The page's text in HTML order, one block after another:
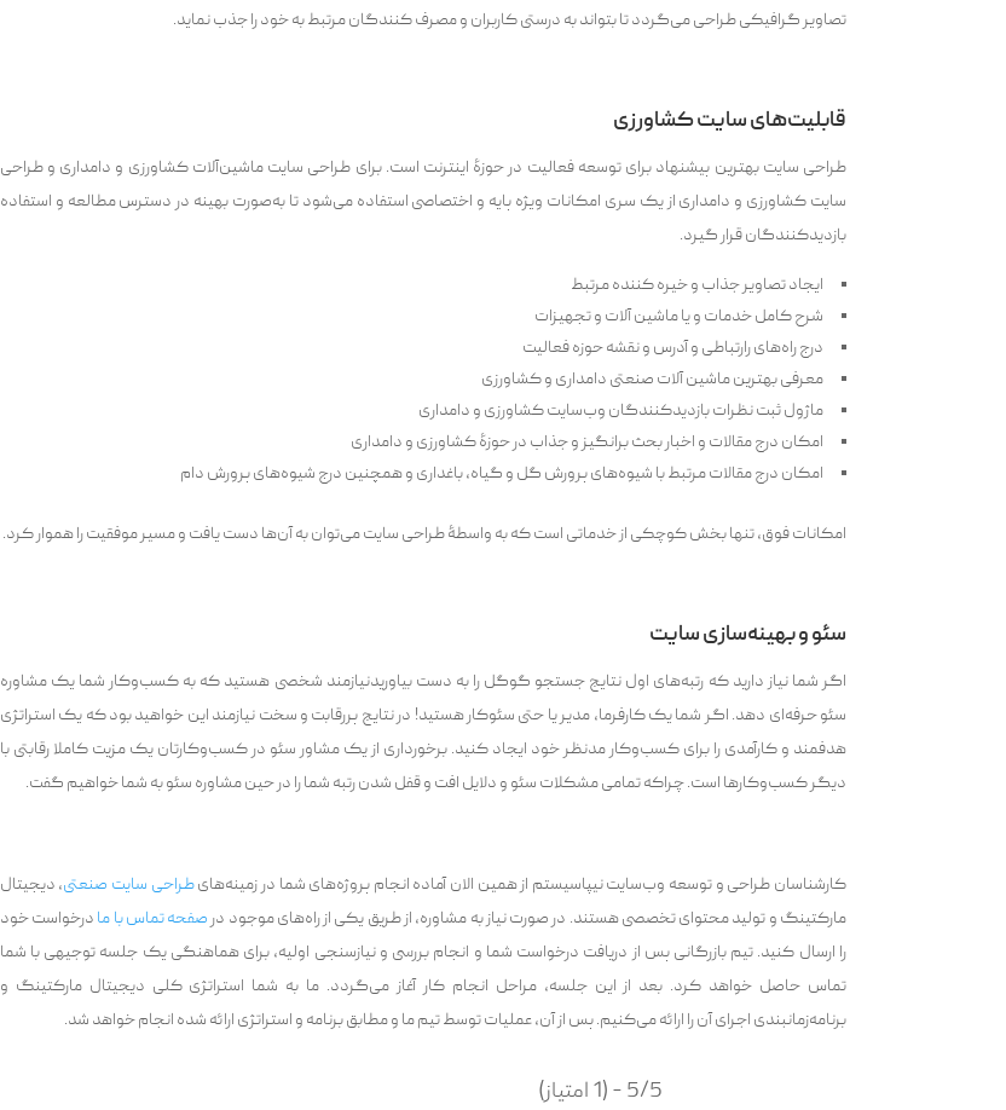
تصاویر گرافیکی طراحی می‌گردد تا بتواند به درستی کاربران و مصرف کنندگان مرتبط به خود را جذب نماید.
قابلیت‌های سایت کشاورزی
طراحی سایت بهترین پیشنهاد برای توسعه فعالیت در حوزۀ اینترنت است. برای طراحی سایت ماشین‌آلات کشاورزی و دامداری و طراحی
سایت کشاورزی و دامداری از یک سری امکانات ویژه پایه و اختصاصی استفاده می‌شود تا به‌صورت بهینه در دسترس مطالعه و استفاده
بازدیدکنندگان قرار گیرد.
ایجاد تصاویر جذاب و خیره کننده مرتبط
شرح کامل خدمات و یا ماشین آلات و تجهیزات
درج راه‌های رارتباطی و آدرس و نقشه حوزه فعالیت
معرفی بهترین ماشین آلات صنعتی دامداری و کشاورزی
ماژول ثبت نظرات بازدیدکنندگان وب‌سایت کشاورزی و دامداری
امکان درج مقالات و اخبار بحث برانگیز و جذاب در حوزۀ کشاورزی و دامداری
امکان درج مقالات مرتبط با شیوه‌های پرورش گل و گیاه، باغداری و همچنین درج شیوه‌های پرورش دام
امکانات فوق، تنها بخش کوچکی از خدماتی است که به واسطۀ طراحی سایت می‌توان به آن‌ها دست یافت و مسیر موفقیت را هموار کرد.
سئو و بهینه‌سازی سایت
اگر شما نیاز دارید که رتبه‌های اول نتایج جستجو گوگل را به دست بیاوریدنیازمند شخصی هستید که به کسب‌وکار شما یک مشاوره
سئو حرفه‌ای دهد. اگر شما یک کارفرما، مدیر یا حتی سئوکار هستید! در نتایج پررقابت و سخت نیازمند این خواهید بود که یک استراتژی
هدفمند و کارآمدی را برای کسب‌وکار مدنظر خود ایجاد کنید. برخورداری از یک مشاور سئو در کسب‌وکارتان یک مزیت کاملا رقابتی با
دیگر کسب‌وکارها است. چراکه تمامی مشکلات سئو و دلایل افت و قفل شدن رتبه‌ شما را در حین مشاوره سئو به شما خواهیم گفت.
کارشناسان طراحی و توسعه وب‌سایت نیپاسیستم از همین الان آماده انجام پروژه‌های شما در زمینه‌هایطراحی سایت صنعتی، دیجیتال
مارکتینگ و تولید محتوای تخصصی هستند. در صورت نیاز به مشاوره، از طریق یکی از راه‌های موجود درصفحه تماس با ما درخواست خود
را ارسال کنید. تیم بازرگانی پس از دریافت درخواست شما و انجام بررسی و نیازسنجی اولیه، برای هماهنگی یک جلسه توجیهی با شما
تماس حاصل خواهد کرد. بعد از این جلسه، مراحل انجام کار آغاز می‌گردد. ما به شما استراتژی کلی دیجیتال مارکتینگ و
برنامه‌زمانبندی اجرای آن را ارائه می‌کنیم. پس از آن، عملیات توسط تیم ما و مطابق برنامه و استراتژی ارائه شده انجام خواهد شد.
5/5 - (1 امتیاز)